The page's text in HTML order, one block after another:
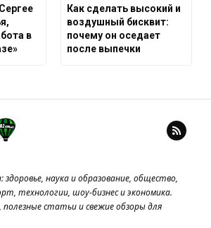
в
Как сделать высокий и
воздушный бисквит:
почему он оседает
после выпечки
наука и образование, общество,
технологии, шоу-бизнес и экономика.
статьи и свежие обзоры для